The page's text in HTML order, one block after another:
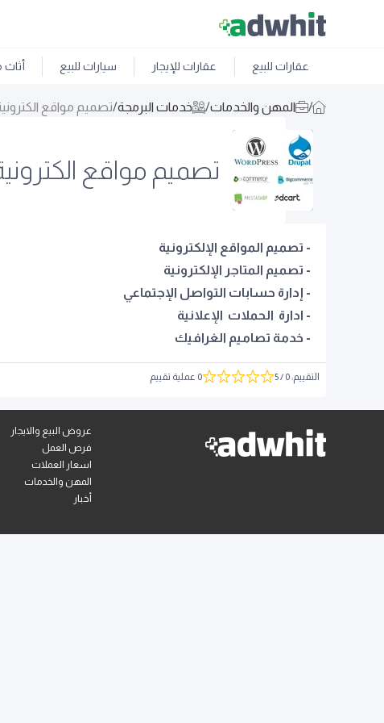
عقارات للبيع عقارات للإيجار سيارات للبيع
/ المهن والخدمات/ خدمات البرمجة/تصميم مواقع
تصميم مواقع
- تصميم المواقع الإلكترونية
- تصميم المتاجر الإلكترونية
- إدارة حسابات التواصل الإجتماعي
- ادارة الحملات الإعلانية
- خدمة تصاميم الغرافيك
التقييم:
0
/ 5 0 عملية تقييم
عروض البيع والايجار
فرص العمل
اسعار العملات
المهن والخدمات
أخبار